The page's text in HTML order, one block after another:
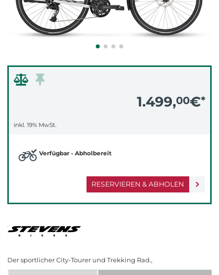
1.499,00€*
inkl. 19% MwSt.
RESERVIEREN & ABHOLEN
Verfügbar - Abholbereit
Der sportlicher City-Tourer und Trekking Rad.,